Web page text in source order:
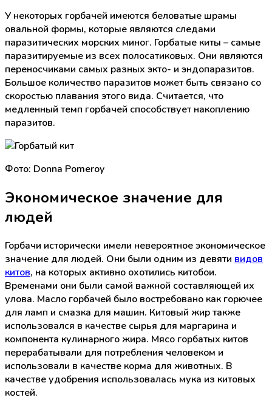
У некоторых горбачей имеются беловатые шрамы
овальной формы, которые являются следами
паразитических морских миног. Горбатые киты – самые
паразитируемые из всех полосатиковых. Они являются
переносчиками самых разных экто- и эндопаразитов.
Большое количество паразитов может быть связано со
скоростью плавания этого вида. Считается, что
медленный темп горбачей способствует накоплению
паразитов.
Фото: Donna Pomeroy
Экономическое значение для
людей
Горбачи исторически имели невероятное экономическое
значение для людей. Они были одним из девяти видов
китов, на которых активно охотились китобои.
Временами они были самой важной составляющей их
улова. Масло горбачей было востребовано как горючее
для ламп и смазка для машин. Китовый жир также
использовался в качестве сырья для маргарина и
компонента кулинарного жира. Мясо горбатых китов
перерабатывали для потребления человеком и
использовали в качестве корма для животных. В
качестве удобрения использовалась мука из китовых
костей.